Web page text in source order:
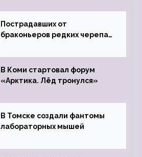
Пострадавших от
браконьеров редких черепах
зоопарк
В Коми стартовал форум
«Арктика. Лёд тронулся»
В Томске создали фантомы
лабораторных мышей